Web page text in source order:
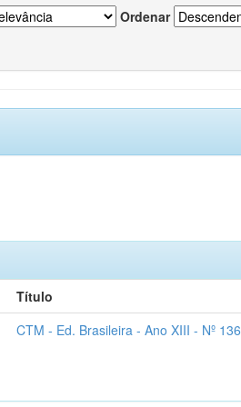
Ordenar
Título
CTM - Ed. Brasileira - Ano XIII - Nº 136